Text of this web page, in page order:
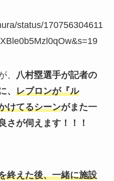
status/170756304611
、
八村塁選手が記者の
、 レブロンが『ル
けてるシーンがまた一
さが伺えます！！！
終えた後、一緒に施設